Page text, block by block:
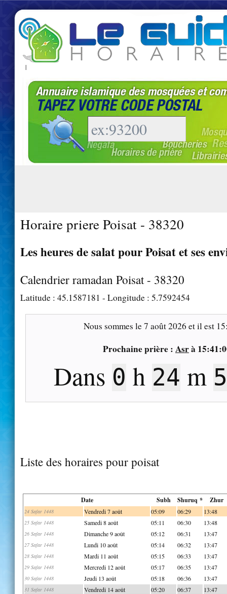
|
Horaire priere Poisat - 38320
Les heures de salat pour Poisat et ses
Calendrier ramadan Poisat - 38320
Latitude : 45.1587181 - Longitude : 5.7592454
Nous sommes le7 août 2026 et il est
Prochaine prière : Asrà
Dans 0 h 24 m
Liste des horaires pour poisat
Date Subh Shuruq * Zhur
24 Safar 1448 Vendredi 7 août 05:09 06:29 13:48
25 Safar 1448 Samedi 8 août 05:11 06:30 13:48
26 Safar 1448 Dimanche 9 août 05:12 06:31 13:47
27 Safar 1448 Lundi 10 août 05:14 06:32 13:47
28 Safar 1448 Mardi 11 août 05:15 06:33 13:47
29 Safar 1448 Mercredi 12 août 05:17 06:35 13:47
30 Safar 1448 Jeudi 13 août 05:18 06:36 13:47
31 Safar 1448 Vendredi 14 août 05:20 06:37 13:47